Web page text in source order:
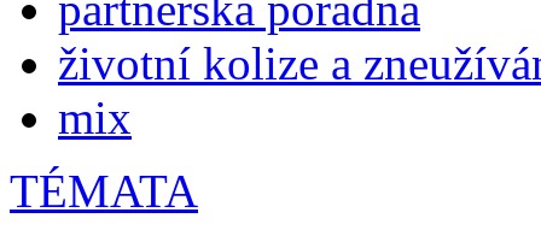
životní kolize a
mix
TÉMATA